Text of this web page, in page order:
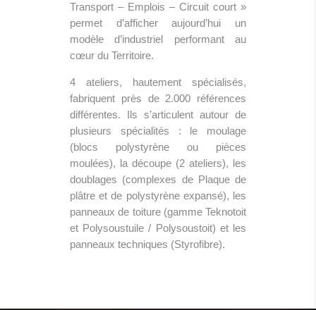
Transport – Emplois – Circuit court »
permet d’afficher aujourd’hui un
modèle d’industriel performant au
cœur du Territoire.
4 ateliers, hautement spécialisés,
fabriquent près de 2.000 références
différentes. Ils s’articulent autour de
plusieurs spécialités : le moulage
(blocs polystyrène ou pièces
moulées), la découpe (2 ateliers), les
doublages (complexes de Plaque de
plâtre et de polystyrène expansé), les
panneaux de toiture (gamme Teknotoit
et Polysoustuile / Polysoustoit) et les
panneaux techniques (Styrofibre).